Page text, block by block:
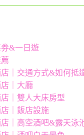
券&一日遊
｜交通方式&如何抵
｜大廳
｜雙人大床房型
｜飯店設施
｜高空酒吧&露天泳